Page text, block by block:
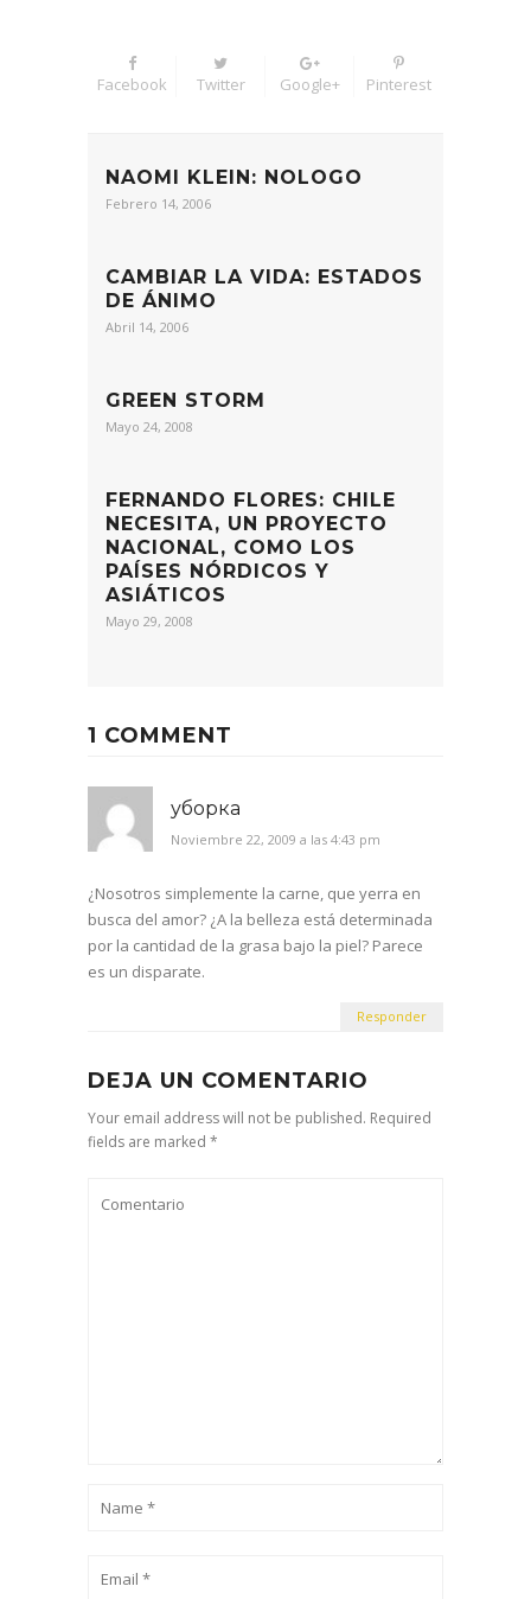
Facebook Twitter Google+ Pinterest
NAOMI KLEIN: NOLOGO
Febrero 14, 2006
CAMBIAR LA VIDA: ESTADOS
DE ÁNIMO
Abril 14, 2006
GREEN STORM
Mayo 24, 2008
FERNANDO FLORES: CHILE
NECESITA, UN PROYECTO
NACIONAL, COMO LOS
PAÍSES NÓRDICOS Y
ASIÁTICOS
Mayo 29, 2008
1 COMMENT
уборка
Noviembre 22, 2009 a las 4:43 pm
¿Nosotros simplemente la carne, que yerra en
busca del amor? ¿А la belleza está determinada
por la cantidad de la grasa bajo la piel? Parece
es un disparate.
Responder
DEJA UN COMENTARIO
Your email address will not be published. Required
fields are marked *